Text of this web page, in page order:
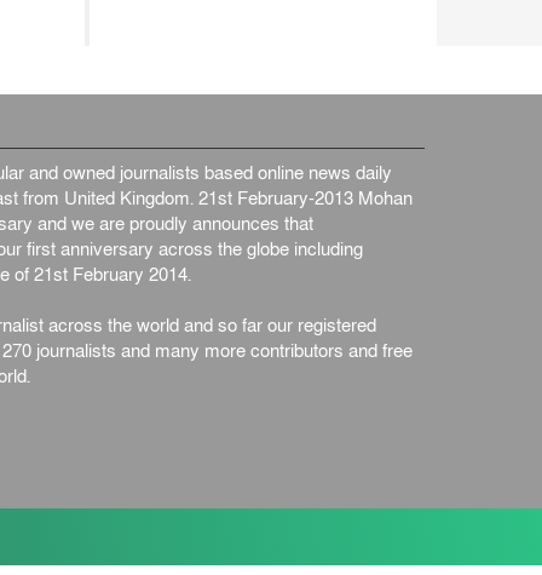
and owned journalists based online news daily
from United Kingdom. 21st February-2013 Mohan
and we are proudly announces that
first anniversary across the globe including
of 21st February 2014.
across the world and so far our registered
journalists and many more contributors and free